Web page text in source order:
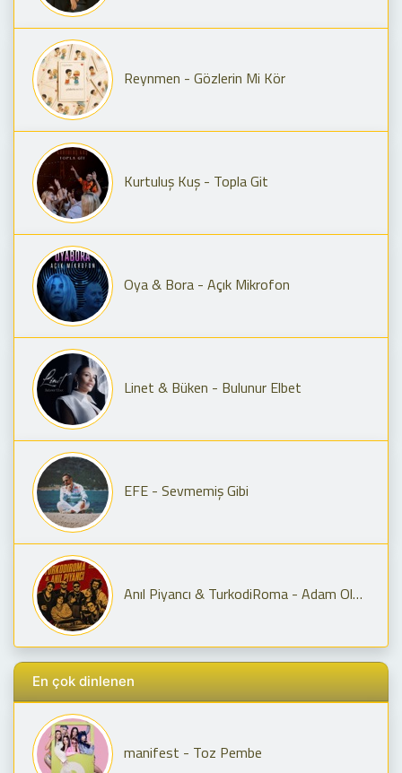
Reynmen - Gözlerin Mi Kör
Kurtuluş Kuş - Topla Git
Oya & Bora - Açık Mikrofon
Linet & Büken - Bulunur Elbet
EFE - Sevmemiş Gibi
Anıl Piyancı & TurkodiRoma - Adam Olmaz X Yay Burcun Seni Geriyor
En çok dinlenen
manifest - Toz Pembe